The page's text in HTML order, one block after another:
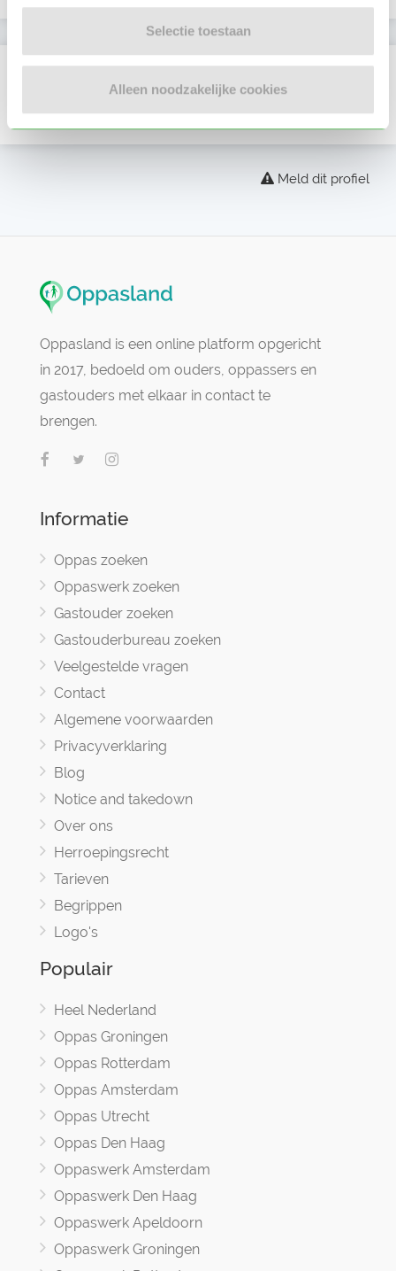
Selectie toestaan
Alleen noodzakelijke cookies
Beoordelingen
Er zijn nog geen beoordelingen
Meld dit profiel
Oppasland is een online platform opgericht
in 2017, bedoeld om ouders, oppassers en
gastouders met elkaar in contact te
brengen.
Informatie
Oppas zoeken
Oppaswerk zoeken
Gastouder zoeken
Gastouderbureau zoeken
Veelgestelde vragen
Contact
Algemene voorwaarden
Privacyverklaring
Blog
Notice and takedown
Over ons
Herroepingsrecht
Tarieven
Begrippen
Logo's
Populair
Heel Nederland
Oppas Groningen
Oppas Rotterdam
Oppas Amsterdam
Oppas Utrecht
Oppas Den Haag
Oppaswerk Amsterdam
Oppaswerk Den Haag
Oppaswerk Apeldoorn
Oppaswerk Groningen